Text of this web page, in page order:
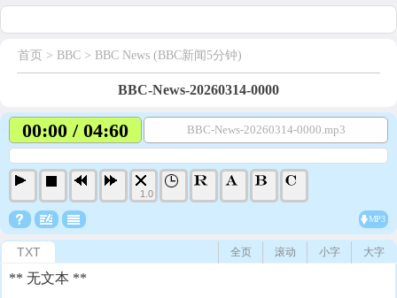
首页 > BBC > BBC News (BBC新闻5分钟)
BBC-News-20260314-0000
00:00 / 04:60 BBC-News-20260314-0000.mp3
1.0
MP3
TXT 大字
小字
滚动
全页
** 无文本 **